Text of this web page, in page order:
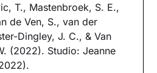
T., Mastenbroek, S. E.,
de Ven, S., van der
Dingley, J. C., & Van
(2022). Studio: Jeanne